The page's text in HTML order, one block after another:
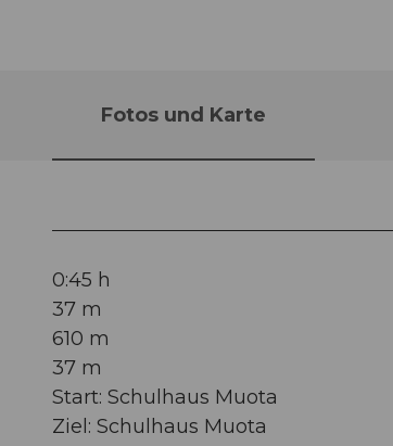
Fotos und Karte
0:45 h
37 m
610 m
37 m
Start: Schulhaus Muota
Ziel: Schulhaus Muota